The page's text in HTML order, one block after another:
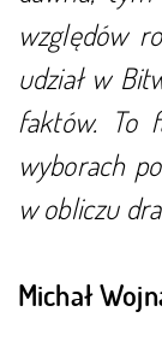
względów
udział w
faktów. To
wyborach
w obliczu
Michał